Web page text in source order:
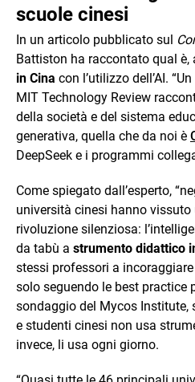
scuole cinesi
In un articolo pubblicato sul
Battiston ha raccontato qual è,
in Cina con l’utilizzo dell’AI.
MIT Technology Review
della società e del sistema
generativa, quella che da noi è
DeepSeek e i programmi
Come spiegato dall’esperto,
università cinesi hanno vissuto
rivoluzione silenziosa:
da tabù a strumento didattico
stessi professori a incoraggiare
solo seguendo le best practice
sondaggio del Mycos Institute,
e studenti cinesi non usa
invece, li usa ogni giorno.